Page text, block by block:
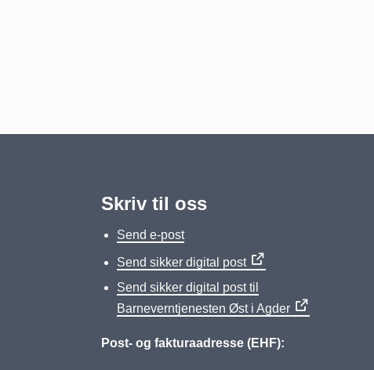
Skriv til oss
Send e-post
Send sikker digital post
Send sikker digital post til
Barneverntjenesten Øst i Agder
Post- og fakturaadresse (EHF):